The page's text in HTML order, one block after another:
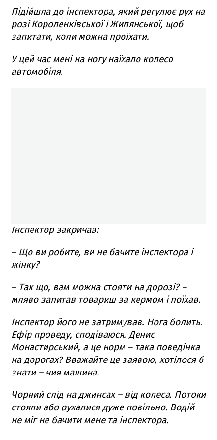
Підійшла до інспектора, який регулює рух на
розі Короленківської і Жилянської, щоб
запитати, коли можна проїхати.
У цей час мені на ногу наїхало колесо
автомобіля.
Інспектор закричав:
– Що ви робите, ви не бачите інспектора і
жінку?
– Так що, вам можна стояти на дорозі? –
мляво запитав товариш за кермом і поїхав.
Інспектор його не затримував. Нога болить.
Ефір проведу, сподіваюся. Денис
Монастирський, а це норм – така поведінка
на дорогах? Вважайте це заявою, хотілося б
знати – чия машина.
Чорний слід на джинсах – від колеса. Потоки
стояли або рухалися дуже повільно. Водій
не міг не бачити мене та інспектора.